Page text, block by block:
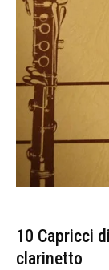
10 Capricci
clarinetto